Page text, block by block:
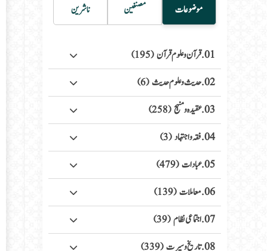
موضوعات مصنفین ناشرین
01. قرآن وعلوم قرآن (195)
02. حدیث وعلوم حدیث (6)
03. عقیدہ ومنہج (258)
04. فقہ واجتہاد (3)
05. عبادات (479)
06. معاملات (139)
07. اجتماعی نظام (39)
08. تاریخ وسیرت (339)